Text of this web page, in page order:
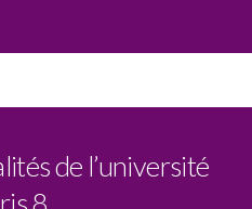
de l’université
8